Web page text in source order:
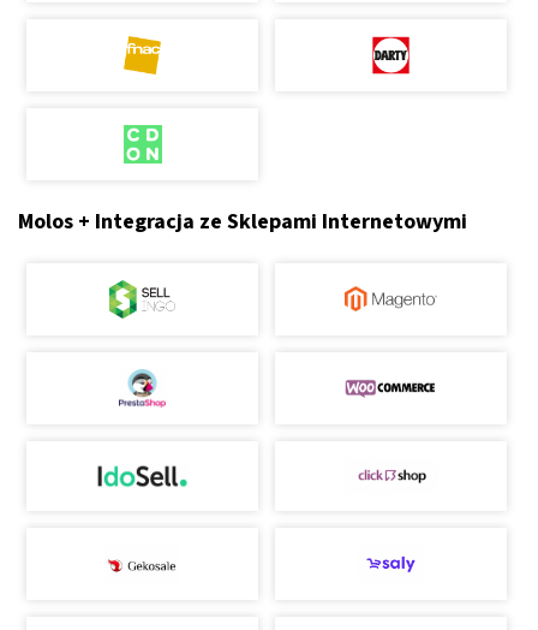
Molos + Integracja ze Sklepami Internetowymi